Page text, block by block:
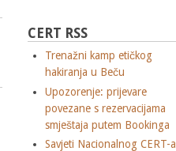
CERT RSS
Trenažni kamp etičkog
hakiranja u Beču
Upozorenje: prijevare
povezane s rezervacijama
smještaja putem Bookinga
Savjeti Nacionalnog CERT-a